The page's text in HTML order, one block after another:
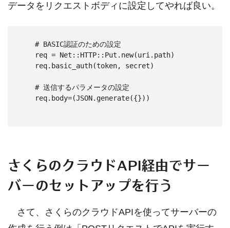
データをリクエストボディに設定してやれば良い。
    # BASIC認証のための設定
    req = Net::HTTP::Put.new(uri.path)
    req.basic_auth(token, secret)
    # 送信するパラメータの設定
    req.body=(JSON.generate({}))
さくらのクラウドAPI経由でサー
バーのセットアップを行う
さて、さくらのクラウドAPIを使ってサーバーの